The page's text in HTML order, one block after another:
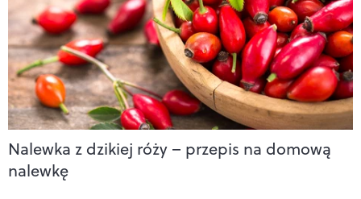
Nalewka z dzikiej róży – przepis na domową
nalewkę